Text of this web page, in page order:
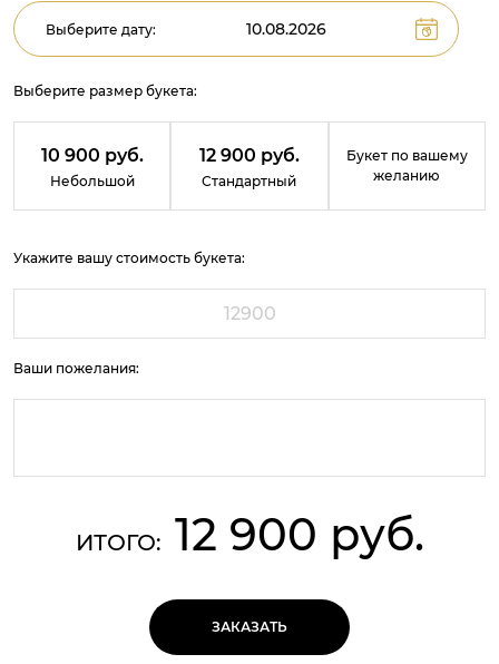
Выберите дату:
Выберите размер букета:
10 900 руб.
Небольшой
12 900 руб.
Стандартный
Букет по вашему
желанию
Укажите вашу стоимость букета:
Ваши пожелания:
ИТОГО: 12 900 руб.
ЗАКАЗАТЬ